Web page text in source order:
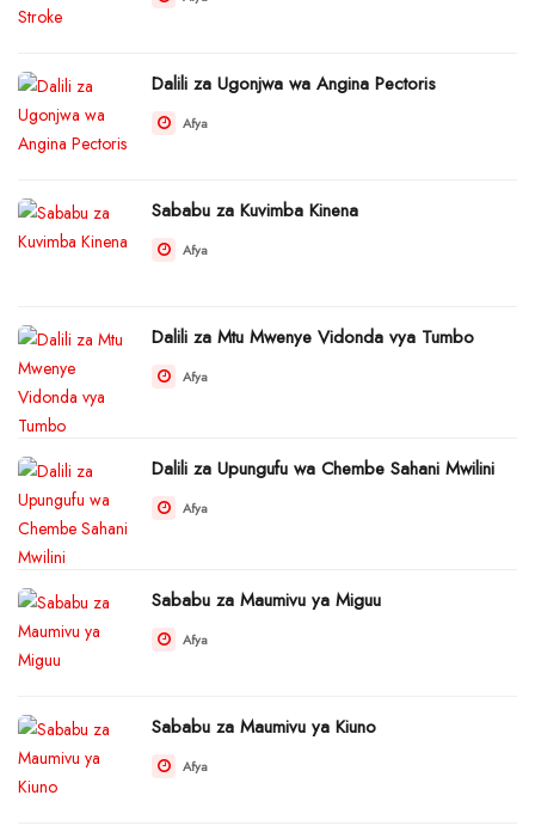
Dalili za Ugonjwa wa Angina Pectoris
Afya
Sababu za Kuvimba Kinena
Afya
Dalili za Mtu Mwenye Vidonda vya Tumbo
Afya
Dalili za Upungufu wa Chembe Sahani Mwilini
Afya
Sababu za Maumivu ya Miguu
Afya
Sababu za Maumivu ya Kiuno
Afya